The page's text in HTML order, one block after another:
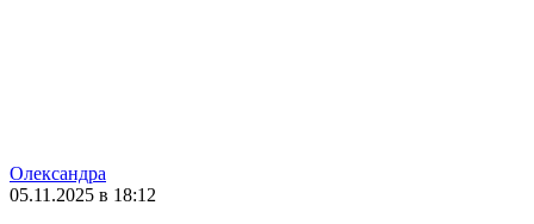
Олександра
05.11.2025 в 18:12